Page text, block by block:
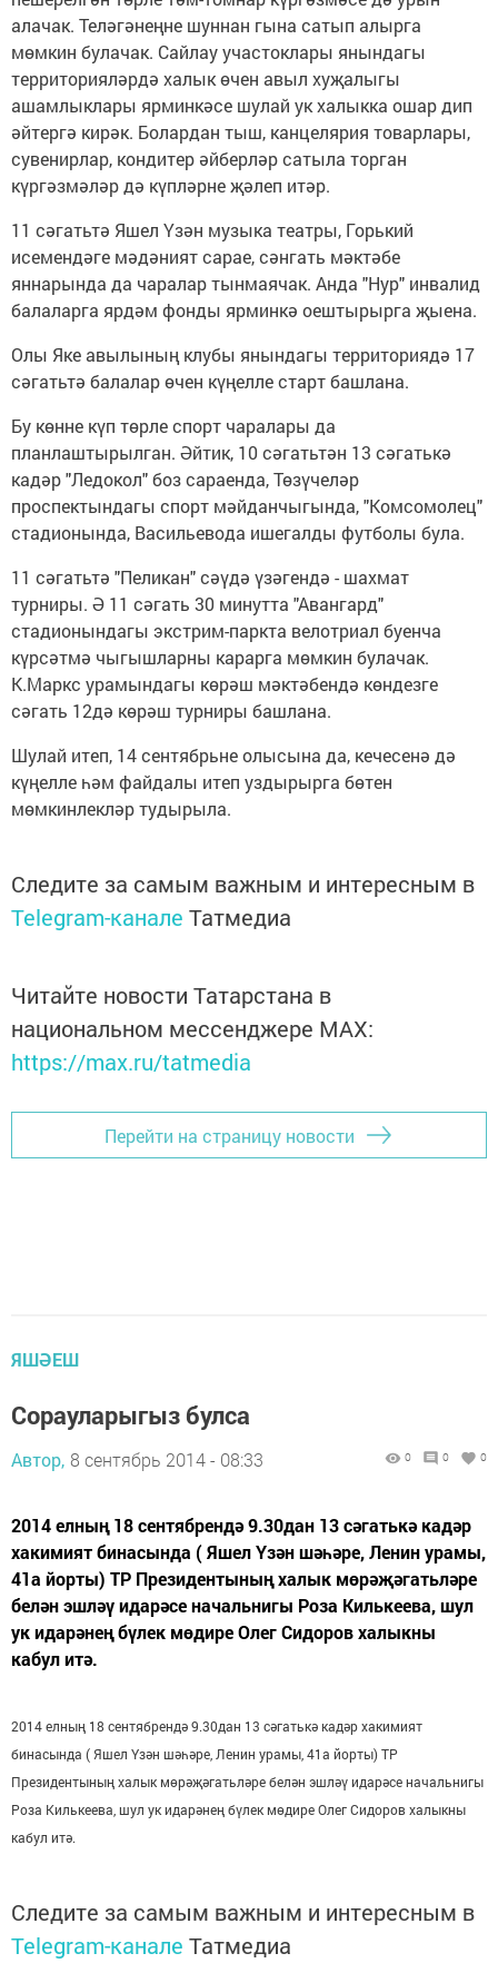
алачак. Теләгәнеңне шуннан гына сатып алырга
мөмкин булачак. Сайлау участоклары янындагы
территорияләрдә халык өчен авыл хуҗалыгы
ашамлыклары ярминкәсе шулай ук халыкка ошар дип
әйтергә кирәк. Болардан тыш, канцелярия товарлары,
сувенирлар, кондитер әйберләр сатыла торган
күргәзмәләр дә күпләрне җәлеп итәр.
11 сәгатьтә Яшел Үзән музыка театры, Горький
исемендәге мәдәният сарае, сәнгать мәктәбе
яннарында да чаралар тынмаячак. Анда "Нур" инвалид
балаларга ярдәм фонды ярминкә оештырырга җыена.
Олы Яке авылының клубы янындагы территориядә 17
сәгатьтә балалар өчен күңелле старт башлана.
Бу көнне күп төрле спорт чаралары да
планлаштырылган. Әйтик, 10 сәгатьтән 13 сәгатькә
кадәр "Ледокол" боз сараенда, Төзүчеләр
проспектындагы спорт мәйданчыгында, "Комсомолец"
стадионында, Васильевода ишегалды футболы була.
11 сәгатьтә "Пеликан" сәүдә үзәгендә - шахмат
турниры. Ә 11 сәгать 30 минутта "Авангард"
стадионындагы экстрим-паркта велотриал буенча
күрсәтмә чыгышларны карарга мөмкин булачак.
К.Маркс урамындагы көрәш мәктәбендә көндезге
сәгать 12дә көрәш турниры башлана.
Шулай итеп, 14 сентябрьне олысына да, кечесенә дә
күңелле һәм файдалы итеп уздырырга бөтен
мөмкинлекләр тудырыла.
Следите за самым важным и интересным в
Telegram-канале Татмедиа
Читайте новости Татарстана в
национальном мессенджере MАХ:
https://max.ru/tatmedia
Перейти на страницу новости
ЯШӘЕШ
Сорауларыгыз булса
Автор, 8 сентябрь 2014 - 08:33 0 0 0
2014 елның 18 сентябрендә 9.30дан 13 сәгатькә кадәр
хакимият бинасында ( Яшел Үзән шәһәре, Ленин урамы,
41а йорты) ТР Президентының халык мөрәҗәгатьләре
белән эшләү идарәсе начальнигы Роза Килькеева, шул
ук идарәнең бүлек мөдире Олег Сидоров халыкны
кабул итә.
2014 елның 18 сентябрендә 9.30дан 13 сәгатькә кадәр хакимият
бинасында ( Яшел Үзән шәһәре, Ленин урамы, 41а йорты) ТР
Президентының халык мөрәҗәгатьләре белән эшләү идарәсе начальнигы
Роза Килькеева, шул ук идарәнең бүлек мөдире Олег Сидоров халыкны
кабул итә.
Следите за самым важным и интересным в
Telegram-канале Татмедиа